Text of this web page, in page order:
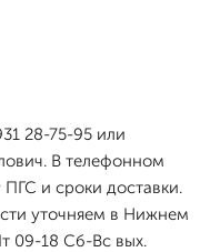
28-75-95 или
В телефонном
и сроки доставки.
уточняем в Нижнем
09-18 Сб-Вс вых.